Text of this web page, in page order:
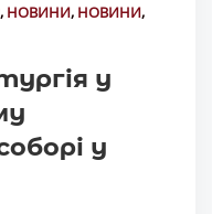
, НОВИНИ, НОВИНИ,
у
у